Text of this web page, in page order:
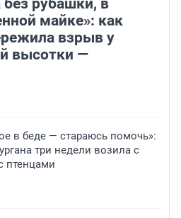
рубашки, в
майке»: как
взрыв у
высотки —
в беде — стараюсь помочь»:
три недели возила с
птенцами